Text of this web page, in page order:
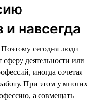
навсегда
сегодня люди
деятельности или
иногда сочетая
При этом у многих
а совмещать